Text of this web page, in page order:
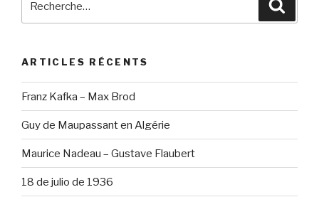
ARTICLES RÉCENTS
Franz Kafka – Max Brod
Guy de Maupassant en Algérie
Maurice Nadeau – Gustave Flaubert
18 de julio de 1936